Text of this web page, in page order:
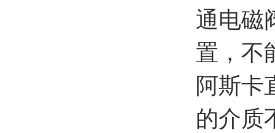
通电磁
置，不
阿斯卡
的介质